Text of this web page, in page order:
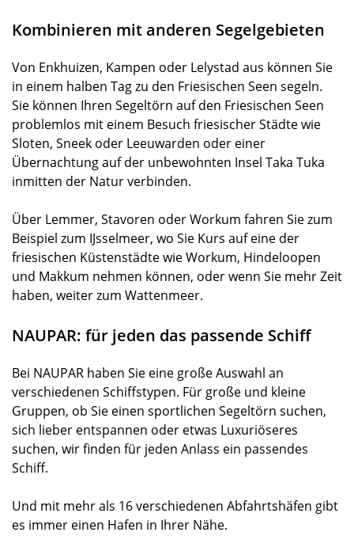
Kombinieren mit anderen Segelgebieten
Von Enkhuizen, Kampen oder Lelystad aus können Sie
in einem halben Tag zu den Friesischen Seen segeln.
Sie können Ihren Segeltörn auf den Friesischen Seen
problemlos mit einem Besuch friesischer Städte wie
Sloten, Sneek oder Leeuwarden oder einer
Übernachtung auf der unbewohnten Insel Taka Tuka
inmitten der Natur verbinden.
Über Lemmer, Stavoren oder Workum fahren Sie zum
Beispiel zum IJsselmeer, wo Sie Kurs auf eine der
friesischen Küstenstädte wie Workum, Hindeloopen
und Makkum nehmen können, oder wenn Sie mehr Zeit
haben, weiter zum Wattenmeer.
NAUPAR: für jeden das passende Schiff
Bei NAUPAR haben Sie eine große Auswahl an
verschiedenen Schiffstypen. Für große und kleine
Gruppen, ob Sie einen sportlichen Segeltörn suchen,
sich lieber entspannen oder etwas Luxuriöseres
suchen, wir finden für jeden Anlass ein passendes
Schiff.
Und mit mehr als 16 verschiedenen Abfahrtshäfen gibt
es immer einen Hafen in Ihrer Nähe.